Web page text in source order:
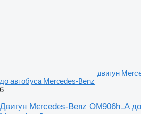
двигун
до автобуса Mercedes-Benz
6
Двигун Mercedes-Benz OM906hLA